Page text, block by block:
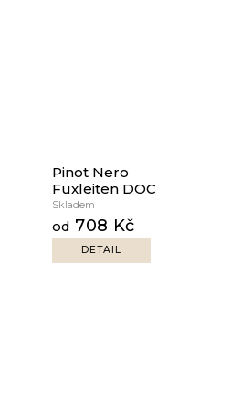
Pinot Nero
Fuxleiten DOC
Skladem
od 708 Kč
DETAIL